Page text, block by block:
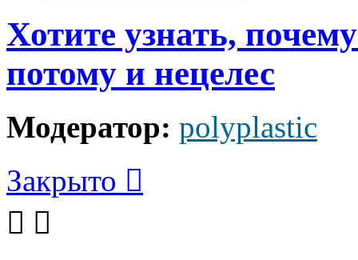
Хотите узнать,
потому и нецелес
Модератор: polyplastic
Закрыто